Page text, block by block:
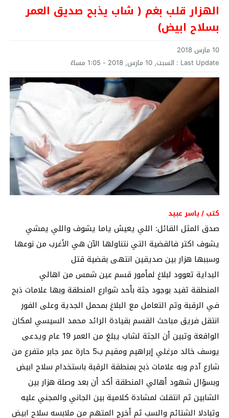
الهزار قلب بغم ( شاب يذبح صديق العمر
بسلاح ابيض)
10 مارس 2018
Last Update : السبت, 10 مارس, 2018 - 1:05 مساءً
كتب / ياسر عبيد
صدق المثل القائل: اللي يعيش ياما يشوف واللي يمشي
يشوف اكتر فالقضية التي نتناولها الآن هي الأغرب من نوعها
وسببها هزار بين صديقين انتهى بقضية قتل
البداية تعوود لبلاغ لمأمور قسم عين شمس من اهالي
المنطقة تفيد بوجود جثة بأحد شوارع المنطقة وبها علامات ذبح
في الرقبة وتم التعامل مع البلاغ بمحمل الجدية وعلى الفور
انتقل فريق مباحث القسم بقيادة الرائد محمد السيسي لمكان
الواقعة وتبين أن الجثة لشاب يبلغ من العمر 19 عام ويدعى
يوسف خالد مرغلي إبراهيم ومقيم ب5 حارة عمر جابر متفرع من
شارع آدم وبه علامات ذبح بمنطقة الرقبة باستخدام سلاح ابيض
وبسؤال شهود أهالي المنطقة أكد أن بعد وصلة هزار بين
الشابين ثم انتقلت لمشادة كلامية بين الجاني والمجني عليه
وتبادلا الشتائم والسب ثم أخرج المتهم من ملابسه سلاح ابيض